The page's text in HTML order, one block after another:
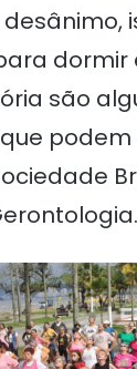
dormir
são
podem